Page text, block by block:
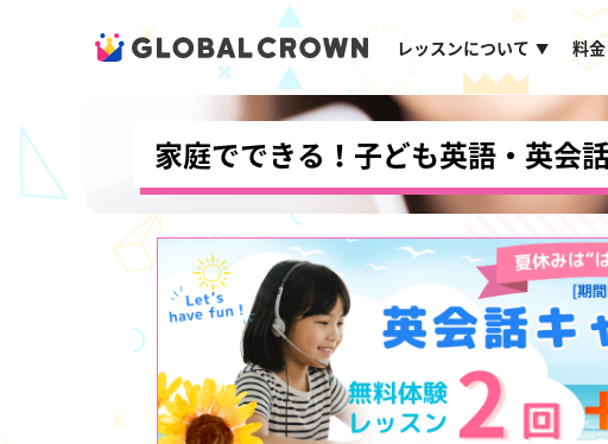
レッスンについて ▼ 料金
家庭でできる！子ども英語・英会